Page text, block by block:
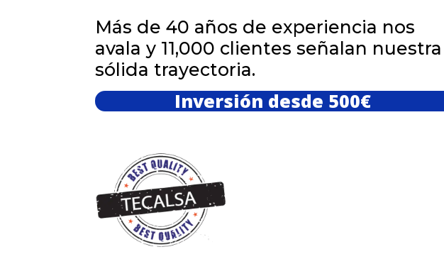
Más de 40 años de experiencia nos
avala y 11,000 clientes señalan nuestra
sólida trayectoria.
Inversión desde 500€